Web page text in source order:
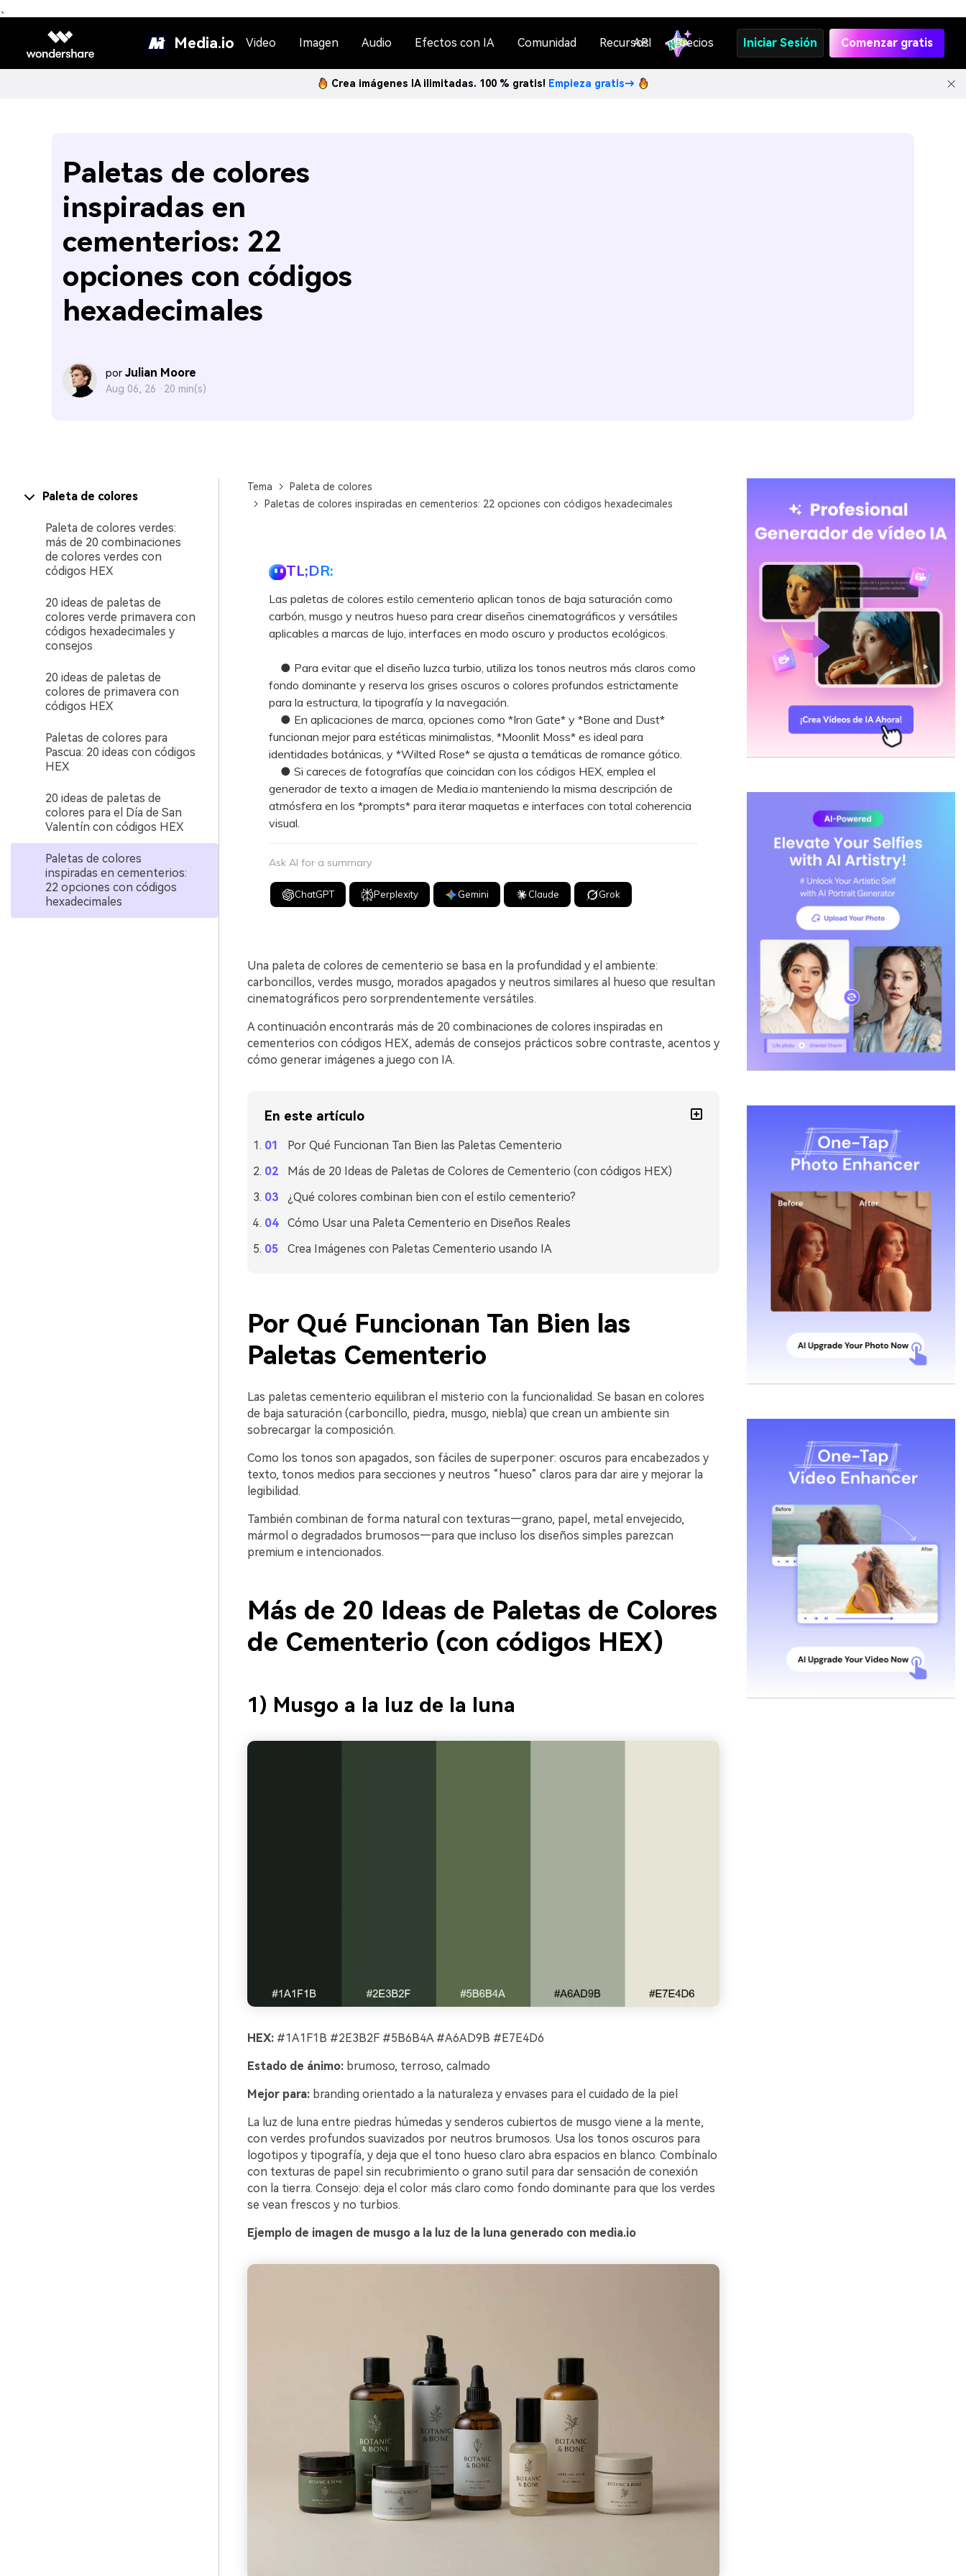
、
Media.io Video Imagen Audio Efectos con IA Comunidad Recursos
API Precios Iniciar Sesión Comenzar gratis
Crea imágenes IA ilimitadas. 100 % gratis! Empieza gratis→
Paletas de colores
inspiradas en
cementerios: 22
opciones con códigos
hexadecimales
por Julian Moore
Aug 06, 26 · 20 min(s)
Paleta de colores
Paleta de colores verdes:
más de 20 combinaciones
de colores verdes con
códigos HEX
20 ideas de paletas de
colores verde primavera con
códigos hexadecimales y
consejos
20 ideas de paletas de
colores de primavera con
códigos HEX
Paletas de colores para
Pascua: 20 ideas con códigos
HEX
20 ideas de paletas de
colores para el Día de San
Valentín con códigos HEX
Paletas de colores
inspiradas en cementerios:
22 opciones con códigos
hexadecimales
Tema
Paleta de colores
Paletas de colores inspiradas en cementerios: 22 opciones con códigos hexadecimales
TL;DR:
Las paletas de colores estilo cementerio aplican tonos de baja saturación como
carbón, musgo y neutros hueso para crear diseños cinematográficos y versátiles
aplicables a marcas de lujo, interfaces en modo oscuro y productos ecológicos.
● Para evitar que el diseño luzca turbio, utiliza los tonos neutros más claros como
fondo dominante y reserva los grises oscuros o colores profundos estrictamente
para la estructura, la tipografía y la navegación.
● En aplicaciones de marca, opciones como *Iron Gate* y *Bone and Dust*
funcionan mejor para estéticas minimalistas, *Moonlit Moss* es ideal para
identidades botánicas, y *Wilted Rose* se ajusta a temáticas de romance gótico.
● Si careces de fotografías que coincidan con los códigos HEX, emplea el
generador de texto a imagen de Media.io manteniendo la misma descripción de
atmósfera en los *prompts* para iterar maquetas e interfaces con total coherencia
visual.
Ask AI for a summary
ChatGPT Perplexity Gemini Claude Grok
Una paleta de colores de cementerio se basa en la profundidad y el ambiente:
carboncillos, verdes musgo, morados apagados y neutros similares al hueso que resultan
cinematográficos pero sorprendentemente versátiles.
A continuación encontrarás más de 20 combinaciones de colores inspiradas en
cementerios con códigos HEX, además de consejos prácticos sobre contraste, acentos y
cómo generar imágenes a juego con IA.
En este artículo
Por Qué Funcionan Tan Bien las Paletas Cementerio
Más de 20 Ideas de Paletas de Colores de Cementerio (con códigos HEX)
¿Qué colores combinan bien con el estilo cementerio?
Cómo Usar una Paleta Cementerio en Diseños Reales
Crea Imágenes con Paletas Cementerio usando IA
Por Qué Funcionan Tan Bien las
Paletas Cementerio
Las paletas cementerio equilibran el misterio con la funcionalidad. Se basan en colores
de baja saturación (carboncillo, piedra, musgo, niebla) que crean un ambiente sin
sobrecargar la composición.
Como los tonos son apagados, son fáciles de superponer: oscuros para encabezados y
texto, tonos medios para secciones y neutros “hueso” claros para dar aire y mejorar la
legibilidad.
También combinan de forma natural con texturas—grano, papel, metal envejecido,
mármol o degradados brumosos—para que incluso los diseños simples parezcan
premium e intencionados.
Más de 20 Ideas de Paletas de Colores
de Cementerio (con códigos HEX)
1) Musgo a la luz de la luna
HEX:#1A1F1B #2E3B2F #5B6B4A #A6AD9B #E7E4D6
Estado de ánimo:brumoso, terroso, calmado
Mejor para:branding orientado a la naturaleza y envases para el cuidado de la piel
La luz de luna entre piedras húmedas y senderos cubiertos de musgo viene a la mente,
con verdes profundos suavizados por neutros brumosos. Usa los tonos oscuros para
logotipos y tipografía, y deja que el tono hueso claro abra espacios en blanco. Combínalo
con texturas de papel sin recubrimiento o grano sutil para dar sensación de conexión
con la tierra. Consejo: deja el color más claro como fondo dominante para que los verdes
se vean frescos y no turbios.
Ejemplo de imagen de musgo a la luz de la luna generado con media.io